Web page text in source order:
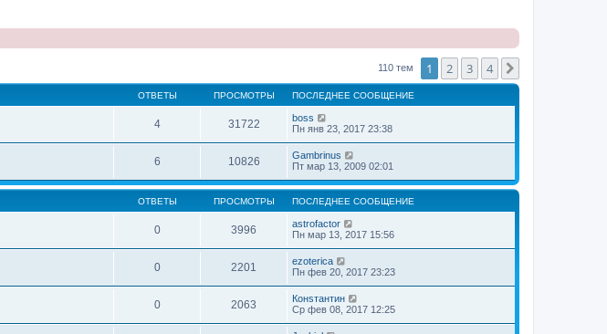
110 тем 1 2 3 4
ОТВЕТЫ ПРОСМОТРЫ ПОСЛЕДНЕЕ СООБЩЕНИЕ
4 31722
boss
Пн янв 23, 2017 23:38
6 10826
Gambrinus
Пт мар 13, 2009 02:01
ОТВЕТЫ ПРОСМОТРЫ ПОСЛЕДНЕЕ СООБЩЕНИЕ
0 3996
astrofactor
Пн мар 13, 2017 15:56
0 2201
ezoterica
Пн фев 20, 2017 23:23
0 2063
Конsтантин
Ср фев 08, 2017 12:25